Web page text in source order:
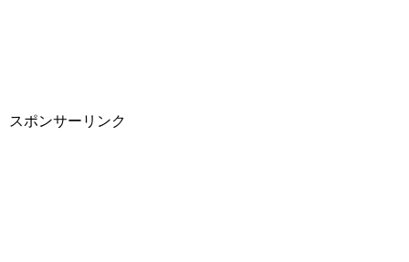
スポンサーリンク